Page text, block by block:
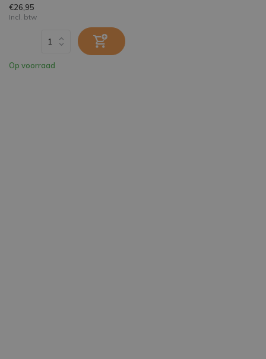
€26,95
Incl. btw
Op voorraad